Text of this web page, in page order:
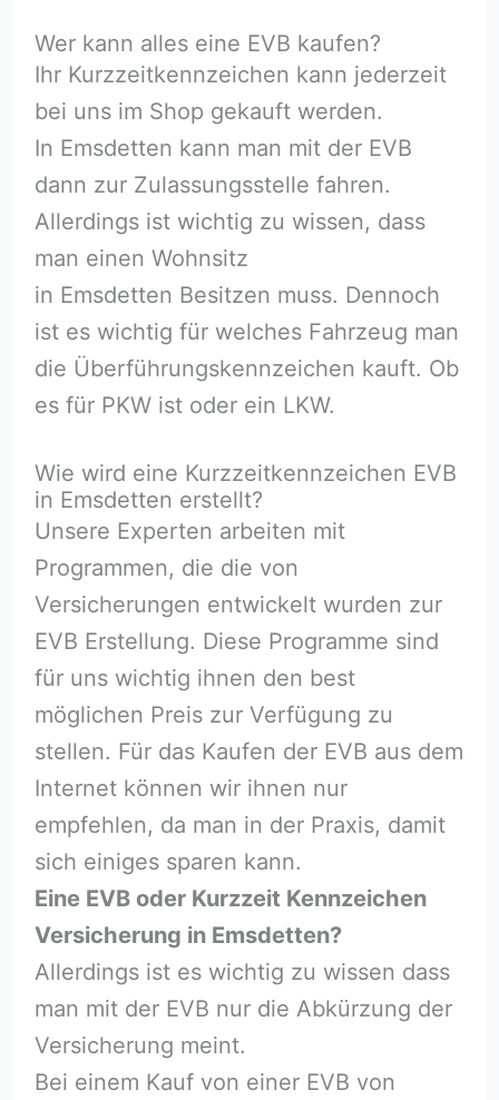
Wer kann alles eine EVB kaufen?
Ihr Kurzzeitkennzeichen kann jederzeit
bei uns im Shop gekauft werden.
In Emsdetten kann man mit der EVB
dann zur Zulassungsstelle fahren.
Allerdings ist wichtig zu wissen, dass
man einen Wohnsitz
in Emsdetten Besitzen muss. Dennoch
ist es wichtig für welches Fahrzeug man
die Überführungskennzeichen kauft. Ob
es für PKW ist oder ein LKW.
Wie wird eine Kurzzeitkennzeichen EVB
in Emsdetten erstellt?
Unsere Experten arbeiten mit
Programmen, die die von
Versicherungen entwickelt wurden zur
EVB Erstellung. Diese Programme sind
für uns wichtig ihnen den best
möglichen Preis zur Verfügung zu
stellen. Für das Kaufen der EVB aus dem
Internet können wir ihnen nur
empfehlen, da man in der Praxis, damit
sich einiges sparen kann.
Eine EVB oder Kurzzeit Kennzeichen
Versicherung in Emsdetten?
Allerdings ist es wichtig zu wissen dass
man mit der EVB nur die Abkürzung der
Versicherung meint.
Bei einem Kauf von einer EVB von